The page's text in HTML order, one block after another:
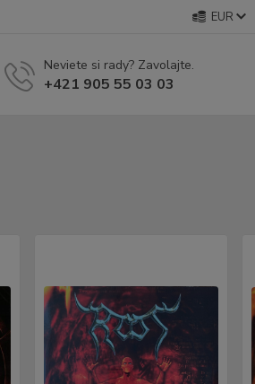
EUR
Neviete si rady? Zavolajte.
+421 905 55 03 03